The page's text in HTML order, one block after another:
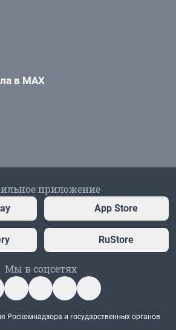
в MAX
приложение
App Store
RuStore
Мы в соцсетях
Роскомнадзора и государственных органов